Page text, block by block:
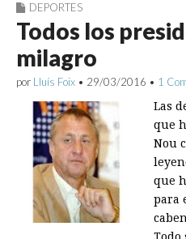
DEPORTES
Todos los
milagro
por Lluís Foix • 29/03/2016 • 1
Las
que
Nou
que
para